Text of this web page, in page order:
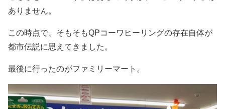
ありません。
この時点で、そもそもQPコーワヒーリングの存在自体が
都市伝説に思えてきました。
最後に行ったのがファミリーマート。